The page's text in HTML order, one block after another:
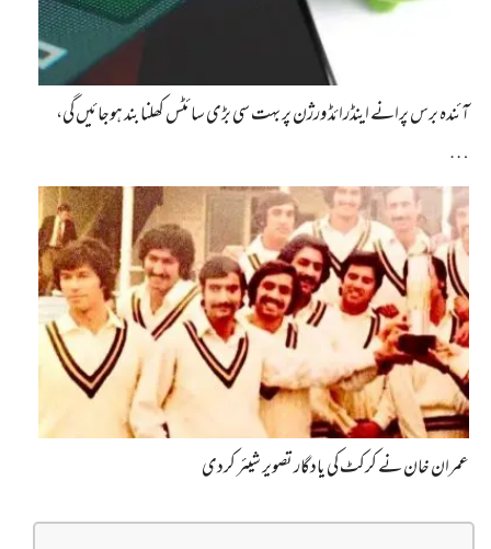
آئندہ برس پرانے اینڈرائڈ ورژن پر بہت سی بڑی سائٹس کھلنا بند ہوجائیں گی،
…
عمران خان نے کرکٹ کی یادگار تصویر شیئر کردی